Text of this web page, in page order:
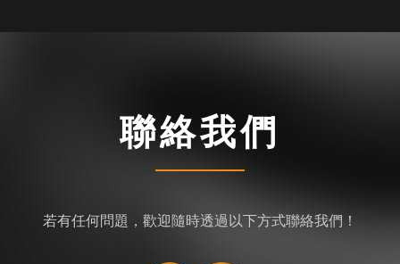
聯絡我們
若有任何問題，歡迎隨時透過以下方式聯絡我們！